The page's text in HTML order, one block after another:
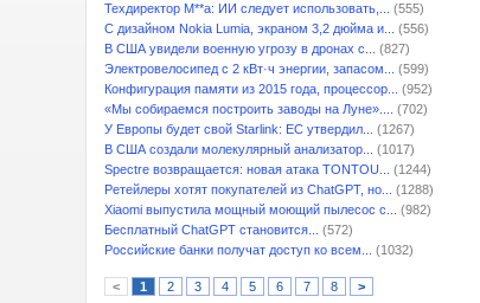
Техдиректор M**a: ИИ следует использовать,...
(555)
С дизайном Nokia Lumia, экраном 3,2 дюйма и...
(556)
В США увидели военную угрозу в дронах с...
(827)
Электровелосипед с 2 кВт·ч энергии, запасом...
(599)
Конфигурация памяти из 2015 года, процессор...
(952)
«Мы собираемся построить заводы на Луне»....
(702)
У Европы будет свой Starlink: ЕС утвердил...
(1267)
В США создали молекулярный анализатор...
(1017)
Spectre возвращается: новая атака TONTOU...
(1244)
Ретейлеры хотят покупателей из ChatGPT, но...
(1288)
Xiaomi выпустила мощный моющий пылесос с...
(982)
Бесплатный ChatGPT становится...
(572)
Российские банки получат доступ ко всем...
(1032)
< 1 2 3 4 5 6 7 8 >